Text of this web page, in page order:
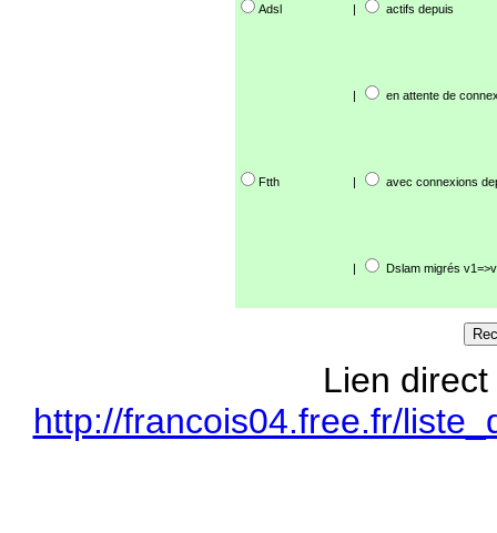
Adsl | actifs depuis
| en attente de
Ftth | avec connexions
| Dslam migrés
Lien
http://francois04.free.fr/